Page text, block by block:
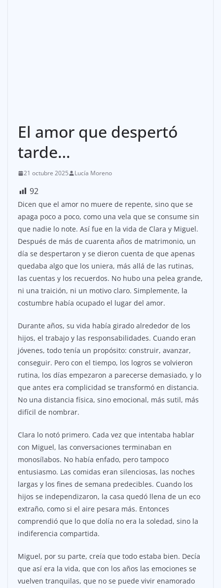
El amor que despertó
tarde…
21 octubre 2025 Lucía Moreno
92
Dicen que el amor no muere de repente, sino que se
apaga poco a poco, como una vela que se consume sin
que nadie lo note. Así fue en la vida de Clara y Miguel.
Después de más de cuarenta años de matrimonio, un
día se despertaron y se dieron cuenta de que apenas
quedaba algo que los uniera, más allá de las rutinas,
las cuentas y los recuerdos. No hubo una pelea grande,
ni una traición, ni un motivo claro. Simplemente, la
costumbre había ocupado el lugar del amor.
Durante años, su vida había girado alrededor de los
hijos, el trabajo y las responsabilidades. Cuando eran
jóvenes, todo tenía un propósito: construir, avanzar,
conseguir. Pero con el tiempo, los logros se volvieron
rutina, los días empezaron a parecerse demasiado, y lo
que antes era complicidad se transformó en distancia.
No una distancia física, sino emocional, más sutil, más
difícil de nombrar.
Clara lo notó primero. Cada vez que intentaba hablar
con Miguel, las conversaciones terminaban en
monosílabos. No había enfado, pero tampoco
entusiasmo. Las comidas eran silenciosas, las noches
largas y los fines de semana predecibles. Cuando los
hijos se independizaron, la casa quedó llena de un eco
extraño, como si el aire pesara más. Entonces
comprendió que lo que dolía no era la soledad, sino la
indiferencia compartida.
Miguel, por su parte, creía que todo estaba bien. Decía
que así era la vida, que con los años las emociones se
vuelven tranquilas, que no se puede vivir enamorado